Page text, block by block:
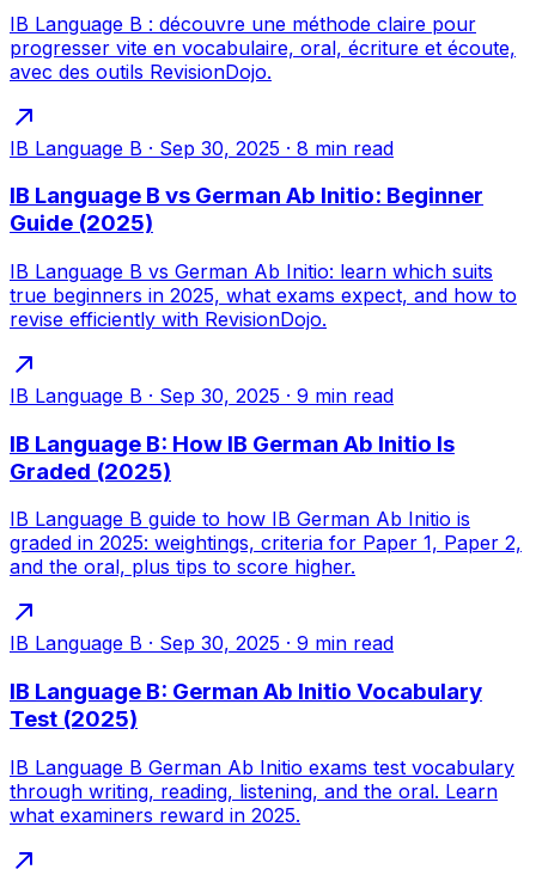
IB Language B : découvre une méthode claire pour
progresser vite en vocabulaire, oral, écriture et écoute,
avec des outils RevisionDojo.
IB Language B · Sep 30, 2025 · 8 min read
IB Language B vs German Ab Initio: Beginner
Guide (2025)
IB Language B vs German Ab Initio: learn which suits
true beginners in 2025, what exams expect, and how to
revise efficiently with RevisionDojo.
IB Language B · Sep 30, 2025 · 9 min read
IB Language B: How IB German Ab Initio Is
Graded (2025)
IB Language B guide to how IB German Ab Initio is
graded in 2025: weightings, criteria for Paper 1, Paper 2,
and the oral, plus tips to score higher.
IB Language B · Sep 30, 2025 · 9 min read
IB Language B: German Ab Initio Vocabulary
Test (2025)
IB Language B German Ab Initio exams test vocabulary
through writing, reading, listening, and the oral. Learn
what examiners reward in 2025.